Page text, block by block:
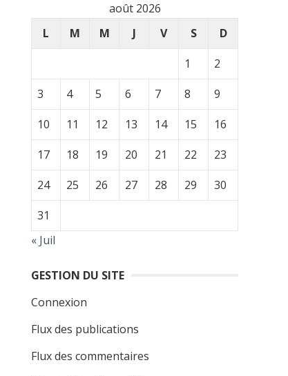
août 2026
L
M M J V S
D
1
2
3
4 5 6 7 8
9
10
11 12 13 14 15
16
17
18 19 20 21 22
23
24
25 26 27 28 29
30
31
« Juil
GESTION DU SITE
Connexion
Flux des publications
Flux des commentaires